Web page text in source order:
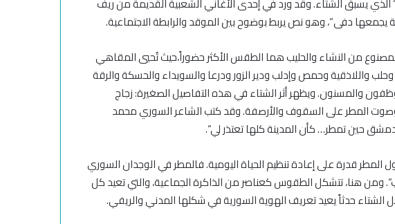
يجمعها دفى“، وهو نص يربط بوضوح بينالموقدوالرابطةالاجتماعية.
من النشاء والحليب هماالطقس الأكثر حضوراً،حيثتُحيي المقاهي
واللاذقيةوحمص وإدلب ودير الزور ودرعا والسويداء والحسكة والرقة
والمسنون. ويظهر أثر الشتاء في هذه التفاصيل الصغيرة: زجاج
المطر على السقوف والأرصفة.وقد كتب الشاعر السوري محمد
حين تمطر… كأن المدينة كلها تعتذر لي“.
المطر قدرة على إعادة تنظيم الحياة اليومية. فالمطر في الوجدان السوري
“. ومن هنا، تتشكل الطقوس كعناصر من الذاكرةالجماعية، والتي تعيدكل
الشتاء حدثاً يعيد تعريف الهويةالسورية في شكلها المدني والريفي.